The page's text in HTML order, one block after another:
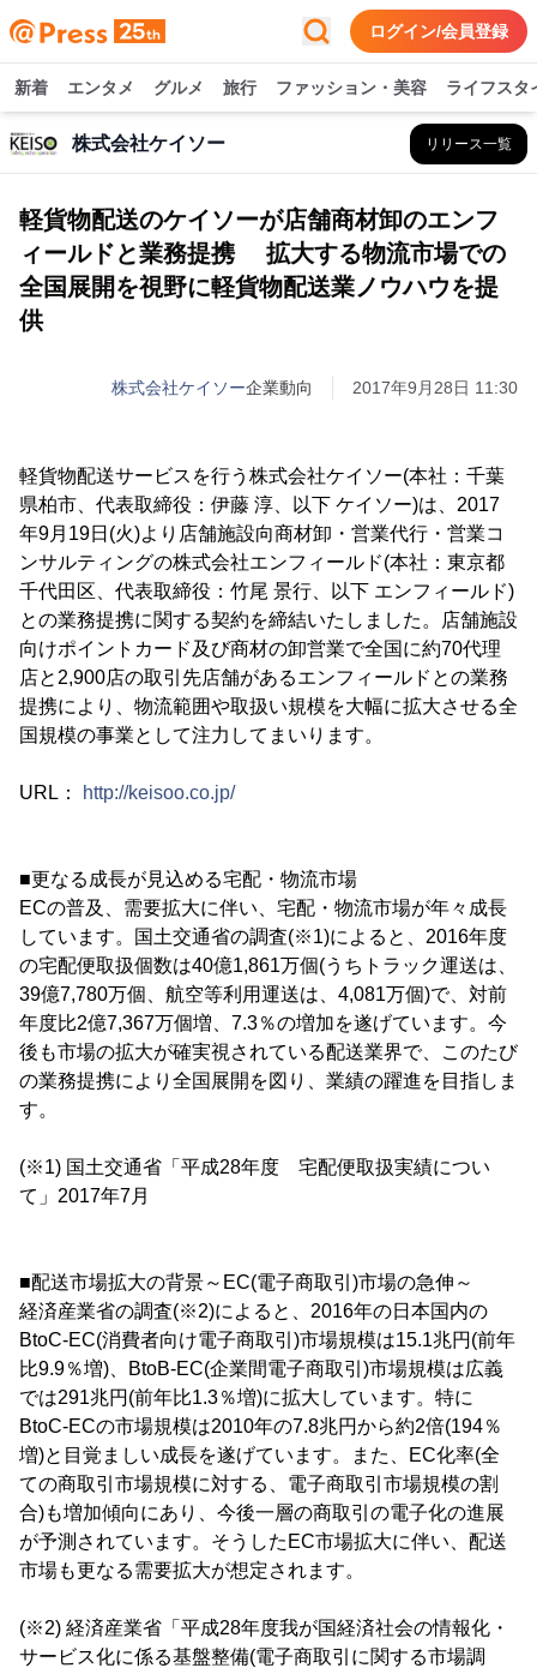
ログイン/会員登録
新着 エンタメ グルメ 旅行 ファッション・美容 ライフスタ
株式会社ケイソー リリース一覧
軽貨物配送のケイソーが店舗商材卸のエンフ
ィールドと業務提携 拡大する物流市場での
全国展開を視野に軽貨物配送業ノウハウを提
供
株式会社ケイソー企業動向 2017年9月28日 11:30
軽貨物配送サービスを行う株式会社ケイソー(本社：千葉
県柏市、代表取締役：伊藤 淳、以下 ケイソー)は、2017
年9月19日(火)より店舗施設向商材卸・営業代行・営業コ
ンサルティングの株式会社エンフィールド(本社：東京都
千代田区、代表取締役：竹尾 景行、以下 エンフィールド)
との業務提携に関する契約を締結いたしました。店舗施設
向けポイントカード及び商材の卸営業で全国に約70代理
店と2,900店の取引先店舗があるエンフィールドとの業務
提携により、物流範囲や取扱い規模を大幅に拡大させる全
国規模の事業として注力してまいります。
URL： http://keisoo.co.jp/
■更なる成長が見込める宅配・物流市場
ECの普及、需要拡大に伴い、宅配・物流市場が年々成長
しています。国土交通省の調査(※1)によると、2016年度
の宅配便取扱個数は40億1,861万個(うちトラック運送は、
39億7,780万個、航空等利用運送は、4,081万個)で、対前
年度比2億7,367万個増、7.3％の増加を遂げています。今
後も市場の拡大が確実視されている配送業界で、このたび
の業務提携により全国展開を図り、業績の躍進を目指しま
す。
(※1) 国土交通省「平成28年度 宅配便取扱実績につい
て」2017年7月
■配送市場拡大の背景～EC(電子商取引)市場の急伸～
経済産業省の調査(※2)によると、2016年の日本国内の
BtoC-EC(消費者向け電子商取引)市場規模は15.1兆円(前年
比9.9％増)、BtoB-EC(企業間電子商取引)市場規模は広義
では291兆円(前年比1.3％増)に拡大しています。特に
BtoC-ECの市場規模は2010年の7.8兆円から約2倍(194％
増)と目覚ましい成長を遂げています。また、EC化率(全
ての商取引市場規模に対する、電子商取引市場規模の割
合)も増加傾向にあり、今後一層の商取引の電子化の進展
が予測されています。そうしたEC市場拡大に伴い、配送
市場も更なる需要拡大が想定されます。
(※2) 経済産業省「平成28年度我が国経済社会の情報化・
サービス化に係る基盤整備(電子商取引に関する市場調